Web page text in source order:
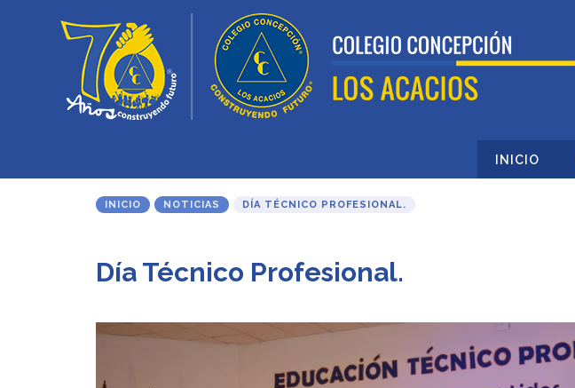
INICIO
INICIO NOTICIAS DÍA TÉCNICO PROFESIONAL.
Día Técnico Profesional.